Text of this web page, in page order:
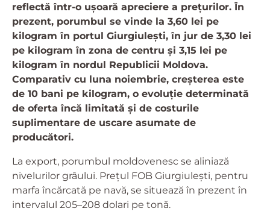
reflectă într-o ușoară apreciere a prețurilor. În
prezent, porumbul se vinde la 3,60 lei pe
kilogram în portul Giurgiulești, în jur de 3,30 lei
pe kilogram în zona de centru și 3,15 lei pe
kilogram în nordul Republicii Moldova.
Comparativ cu luna noiembrie, creșterea este
de 10 bani pe kilogram, o evoluție determinată
de oferta încă limitată și de costurile
suplimentare de uscare asumate de
producători.
La export, porumbul moldovenesc se aliniază
nivelurilor grâului. Prețul FOB Giurgiulești, pentru
marfa încărcată pe navă, se situează în prezent în
intervalul 205–208 dolari pe tonă.